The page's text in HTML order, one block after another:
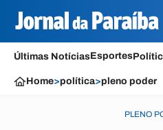
Últimas NotíciasEsportes
Home>política>pleno poder
PLENO